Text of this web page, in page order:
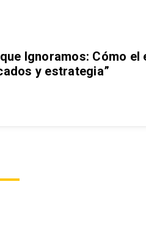
Ignoramos: Cómo el
y estrategia”